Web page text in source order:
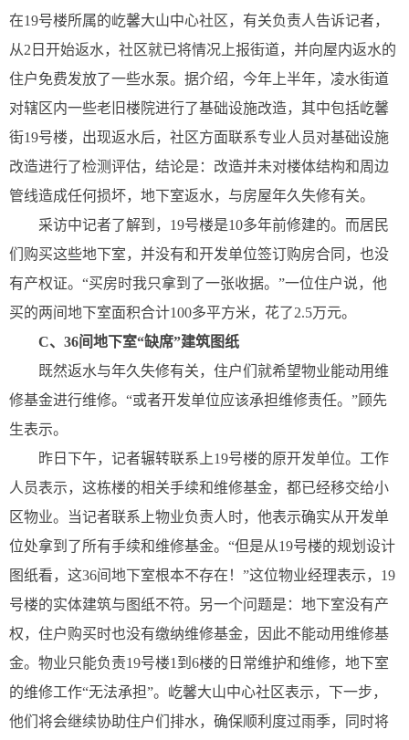
在19号楼所属的屹馨大山中心社区，有关负责人告诉记者，
从2日开始返水，社区就已将情况上报街道，并向屋内返水的
住户免费发放了一些水泵。据介绍，今年上半年，凌水街道
对辖区内一些老旧楼院进行了基础设施改造，其中包括屹馨
街19号楼，出现返水后，社区方面联系专业人员对基础设施
改造进行了检测评估，结论是：改造并未对楼体结构和周边
管线造成任何损坏，地下室返水，与房屋年久失修有关。
采访中记者了解到，19号楼是10多年前修建的。而居民
们购买这些地下室，并没有和开发单位签订购房合同，也没
有产权证。“买房时我只拿到了一张收据。”一位住户说，他
买的两间地下室面积合计100多平方米，花了2.5万元。
C、 36间地下室“缺席”建筑图纸
既然返水与年久失修有关，住户们就希望物业能动用维
修基金进行维修。“或者开发单位应该承担维修责任。”顾先
生表示。
昨日下午，记者辗转联系上19号楼的原开发单位。工作
人员表示，这栋楼的相关手续和维修基金，都已经移交给小
区物业。当记者联系上物业负责人时，他表示确实从开发单
位处拿到了所有手续和维修基金。“但是从19号楼的规划设计
图纸看，这36间地下室根本不存在！”这位物业经理表示，19
号楼的实体建筑与图纸不符。另一个问题是：地下室没有产
权，住户购买时也没有缴纳维修基金，因此不能动用维修基
金。物业只能负责19号楼1到6楼的日常维护和维修，地下室
的维修工作“无法承担”。屹馨大山中心社区表示，下一步，
他们将会继续协助住户们排水，确保顺利度过雨季，同时将